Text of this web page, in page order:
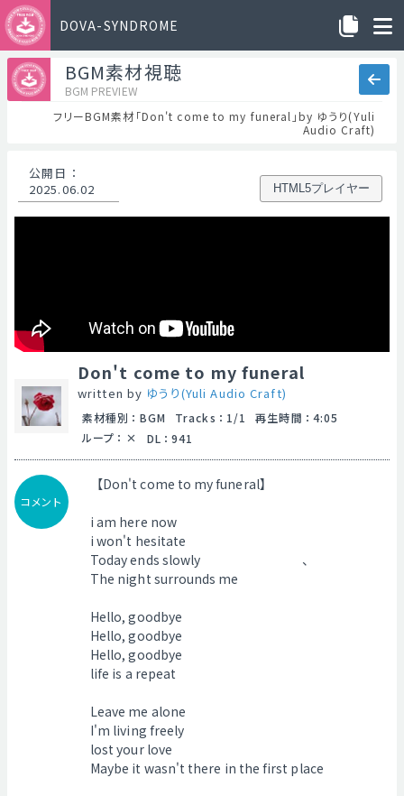
DOVA-SYNDROME
BGM素材視聴
BGM PREVIEW
フリーBGM素材「Don't come to my funeral」by ゆうり(Yuli
Audio Craft)
公開日 ：
2025.06.02
HTML5プレイヤー
Don't come to my funeral
written by ゆうり(Yuli Audio Craft)
素材種別 ： BGM Tracks ： 1/1 再生時間 ： 4:05
ループ ： DL ： 941
コメント
【Don't come to my funeral】
i am here now
i won't hesitate
Today ends slowly 、
The night surrounds me
Hello, goodbye
Hello, goodbye
Hello, goodbye
life is a repeat
Leave me alone
I'm living freely
lost your love
Maybe it wasn't there in the first place